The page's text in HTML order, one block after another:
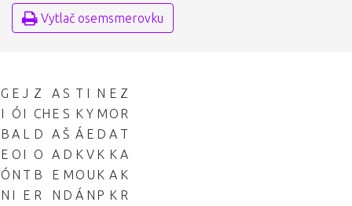
Vytlač osemsmerovku
G E J Z A S T I N E Z
I
Ó I CH E S K Y M O R
B A L D A Š Á E D A T
E O I O A D K V K K A
Ó N T B E M O U K A K
N I E R N D Á N P K R